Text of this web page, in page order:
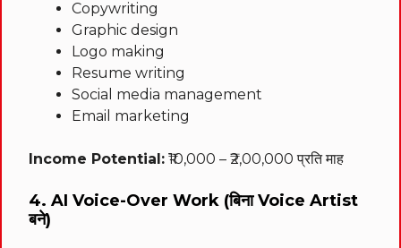
Copywriting
Graphic design
Logo making
Resume writing
Social media management
Email marketing
Income Potential: ₹10,000 – ₹2,00,000 प्रति माह
4. AI Voice-Over Work (बिना Voice Artist
बने)